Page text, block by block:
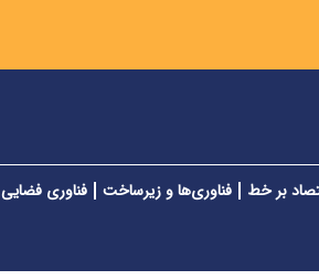
بر خط فناوری‌ها و زیرساخت فناوری فضایی